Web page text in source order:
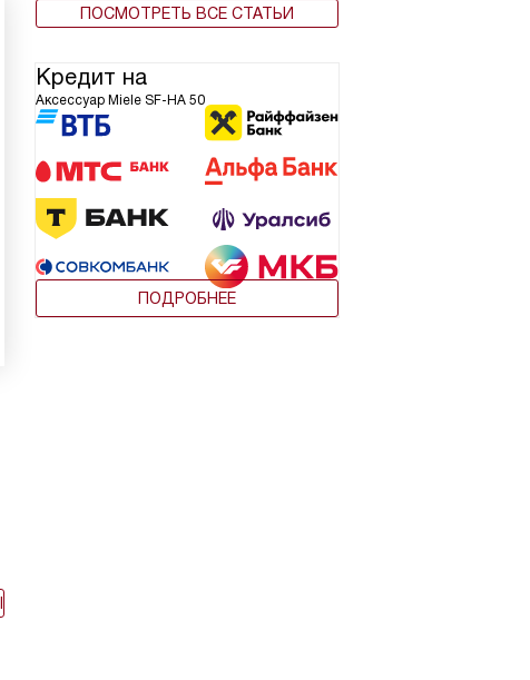
ПОСМОТРЕТЬ ВСЕ СТАТЬИ
Кредит на
Аксессуар Miele SF-HA 50
ПОДРОБНЕЕ